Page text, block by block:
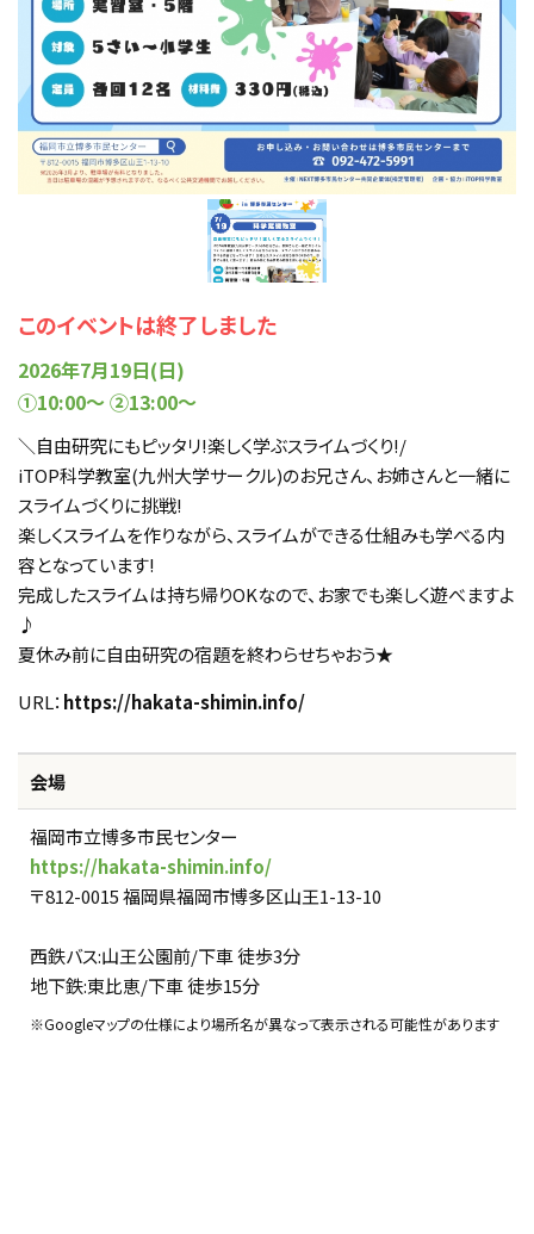
このイベントは終了しました
2026年7月19日(日)
①10:00～ ②13:00～
＼自由研究にもピッタリ!楽しく学ぶスライムづくり!/
iTOP科学教室(九州大学サークル)のお兄さん、お姉さんと一緒に
スライムづくりに挑戦!
楽しくスライムを作りながら、スライムができる仕組みも学べる内
容となっています!
完成したスライムは持ち帰りOKなので、お家でも楽しく遊べますよ
♪
夏休み前に自由研究の宿題を終わらせちゃおう★
URL： https://hakata-shimin.info/
会場
福岡市立博多市民センター
https://hakata-shimin.info/
〒812-0015 福岡県福岡市博多区山王1-13-10
西鉄バス:山王公園前/下車 徒歩3分
地下鉄:東比恵/下車 徒歩15分
※Googleマップの仕様により場所名が異なって表示される可能性があります